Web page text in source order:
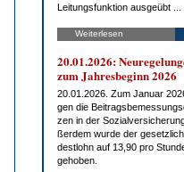
Lei­tungs­funk­ti­on aus­ge­übt ...
Weiterlesen
20.01.2026:
zum Jah­res­be­ginn 2026
20.01.2026. Zum Ja­nu­ar
gen die
zen in der
ßer­dem wur­de der
dest­lohn auf 13,90 pro
ge­ho­ben.